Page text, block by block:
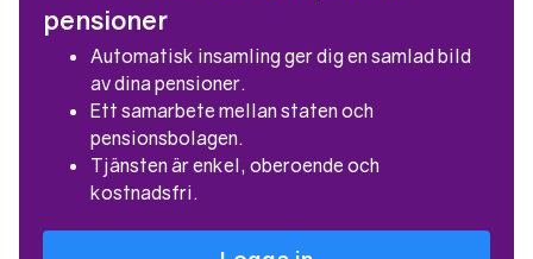
pensioner
Automatisk insamling ger dig en samlad bild
av dina pensioner.
Ett samarbete mellan staten och
pensionsbolagen.
Tjänsten är enkel, oberoende och
kostnadsfri.